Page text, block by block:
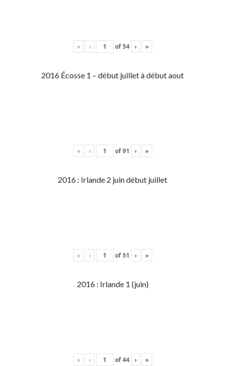
« ‹ of54 › »
2016 Écosse 1 – début juillet à début aout
« ‹ of91 › »
2016 : Irlande 2 juin début juillet
« ‹ of51 › »
2016 : Irlande 1 (juin)
« ‹ of44 › »